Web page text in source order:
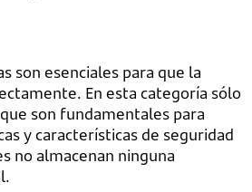
son esenciales para que la
En esta categoría sólo
son fundamentales para
y características de seguridad
no almacenan ninguna